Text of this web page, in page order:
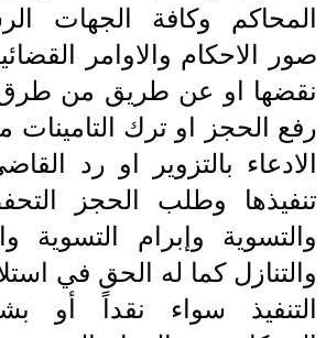
المحاكم وكافة الجهات
صور الاحكام والاوامر
نقضها او عن طريق من طرق
رفع الحجز او ترك التامينات
الادعاء بالتزوير او رد
تنفيذها وطلب الحجز
والتسوية وإبرام التسوية
والتنازل كما له الحق في
التنفيذ سواء نقداً أو